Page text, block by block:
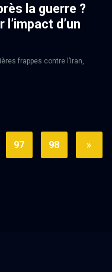
la guerre ?
d’un
frappes contre l’Iran,
97 98 »